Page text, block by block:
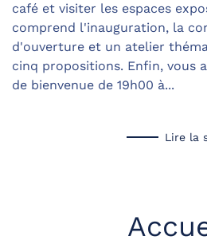
café et visiter les espaces
comprend l'inauguration, la
d'ouverture et un atelier
cinq propositions. Enfin, vous
de bienvenue de 19h00 à...
Lire la